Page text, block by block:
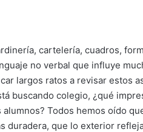
cartelería, cuadros,
no verbal que influye
largos ratos a revisar estos
buscando colegio, ¿qué
Todos hemos oído
duradera, que lo exterior